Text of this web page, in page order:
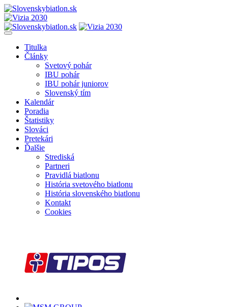
Titulka
Články
Svetový pohár
IBU pohár
IBU pohár juniorov
Slovenský tím
Kalendár
Poradia
Štatistiky
Slováci
Pretekári
Ďalšie
Strediská
Partneri
Pravidlá biatlonu
História svetového biatlonu
História slovenského biatlonu
Kontakt
Cookies